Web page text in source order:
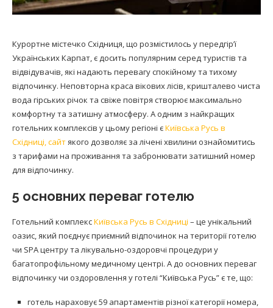
Курортне містечко Східниця, що розмістилось у передгір’ї
Українських Карпат, є досить популярним серед туристів та
відвідувачів, які надають перевагу спокійному та тихому
відпочинку. Неповторна краса вікових лісів, кришталево чиста
вода гірських річок та свіже повітря створює максимально
комфортну та затишну атмосферу. А одним з найкращих
готельних комплексів у цьому регіоні єКиївська Русь в
Східниці, сайтякого дозволяє за лічені хвилини ознайомитись
з тарифами на проживання та забронювати затишний номер
для відпочинку.
5 основних переваг готелю
Готельний комплексКиївська Русь в Східниці – це унікальний
оазис, який поєднує приємний відпочинок на території готелю
чи SPA центру та лікувально-оздоровчі процедури у
багатопрофільному медичному центрі. А до основних переваг
відпочинку чи оздоровлення у готелі “Київська Русь” є те, що:
готель нараховує 59 апартаментів різної категорії номера,